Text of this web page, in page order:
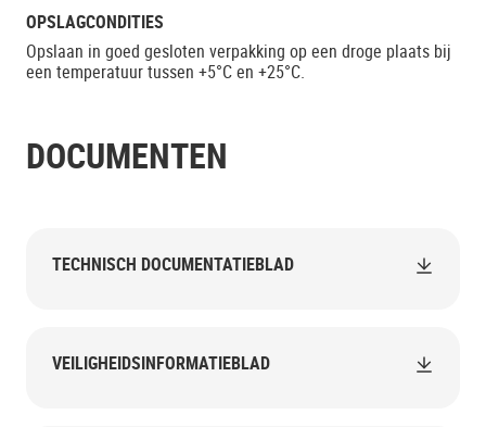
OPSLAGCONDITIES
Opslaan in goed gesloten verpakking op een droge plaats bij
een temperatuur tussen +5°C en +25°C.
DOCUMENTEN
TECHNISCH DOCUMENTATIEBLAD
VEILIGHEIDSINFORMATIEBLAD